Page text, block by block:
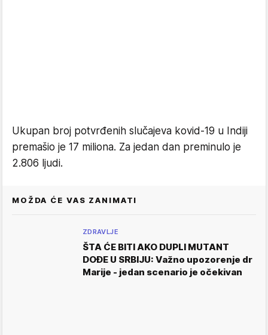
Ukupan broj potvrđenih slučajeva kovid-19 u Indiji
premašio je 17 miliona. Za jedan dan preminulo je
2.806 ljudi.
MOŽDA ĆE VAS ZANIMATI
ZDRAVLJE
ŠTA ĆE BITI AKO DUPLI MUTANT
DOĐE U SRBIJU: Važno upozorenje dr
Marije - jedan scenario je očekivan